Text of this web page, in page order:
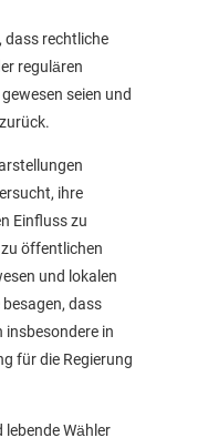
dass rechtliche
regulären
seien und
ihre
Einfluss zu
öffentlichen
und lokalen
dass
insbesondere in
für die Regierung
Wähler